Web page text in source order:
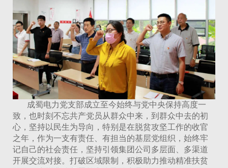
成蜀电力党支部成立至今始终与党中央保持高度一
致，也时刻不忘共产党员从群众中来，到群众中去的初
心，坚持以民生为导向，特别是在脱贫攻坚工作的收官
之年，作为一支有责任、有担当的基层党组织，始终牢
记自己的社会责任，坚持引领集团公司多层面、多渠道
开展交流对接。打破区域限制，积极助力推动精准扶贫